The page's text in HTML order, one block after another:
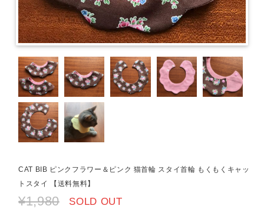
CAT BIB ピンクフラワー＆ピンク 猫首輪 スタイ首輪 もくもくキャッ
トスタイ 【送料無料】
¥1,980 SOLD OUT